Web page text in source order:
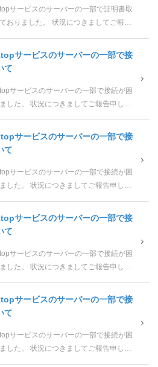
サービスのサーバーの一部で証明書取
おりました。 状況につきましてご報告
サービスのサーバーの一部で接
て
サービスのサーバーの一部で接続が困
した。 状況につきましてご報告申し上
サービスのサーバーの一部で接
て
サービスのサーバーの一部で接続が困
した。 状況につきましてご報告申し上
サービスのサーバーの一部で接
て
サービスのサーバーの一部で接続が困
した。 状況につきましてご報告申し上
サービスのサーバーの一部で接
て
サービスのサーバーの一部で接続が困
した。 状況につきましてご報告申し上